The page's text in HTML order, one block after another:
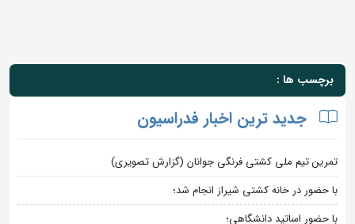
برچسب ها :
جدید ترین اخبار فدراسیون
تمرین تیم ملی کشتی فرنگی جوانان (گزارش تصویری)
با حضور در خانه کشتی شیراز انجام شد؛
با حضور اساتید دانشگاهی؛